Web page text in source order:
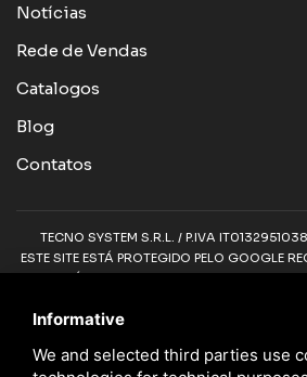
Notícias
Rede de Vendas
Catalogos
Blog
Contatos
TECNO SYSTEM S.R.L. / P.IVA
ESTE SITE ESTÁ PROTEGIDO PELO GOOGLE
Informative
We and selected third parties use